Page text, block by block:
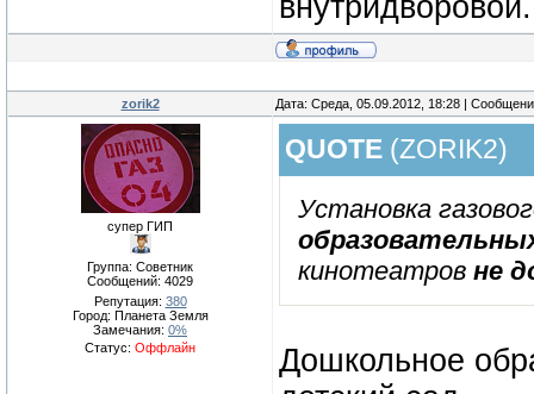
внутридворовой.
zorik2 Дата: Среда, 05.09.2012, 18:28 |
супер ГИП
Группа: Советник
Сообщений: 4029
Репутация: 380
Город: Планета Земля
Замечания: 0%
Статус: Оффлайн
QUOTE (ZORIK2)
Установка
кинотеатров не
Дошкольное